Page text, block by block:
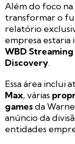
Além do foco
transformar o
relatório
empresa estaria
WBD
Discovery.
Essa área inclui
Max, várias
gamesda
anúncio da
entidades